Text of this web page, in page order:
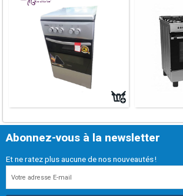
Abonnez-vous à la newsletter
Et ne ratez plus aucune de nos nouveautés !